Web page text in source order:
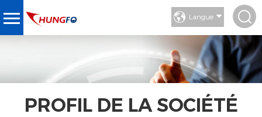
Langue
PROFIL DE LA SOCIÉTÉ